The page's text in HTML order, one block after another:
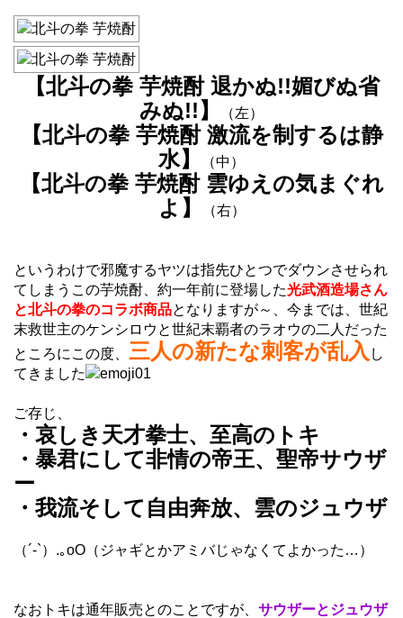
【北斗の拳 芋焼酎 退かぬ!!媚びぬ省
みぬ!!】
（左）
【北斗の拳 芋焼酎 激流を制するは静
水】
（中）
【北斗の拳 芋焼酎 雲ゆえの気まぐれ
よ】
（右）
というわけで邪魔するヤツは指先ひとつでダウンさせられ
てしまうこの芋焼酎、約一年前に登場した光武酒造場さん
と北斗の拳のコラボ商品となりますが～、今までは、世紀
末救世主のケンシロウと世紀末覇者のラオウの二人だった
ところにこの度、 三人の新たな刺客が乱入 し
てきました
ご存じ、
・哀しき天才拳士、至高のトキ
・暴君にして非情の帝王、聖帝サウザ
ー
・我流そして自由奔放、雲のジュウザ
（´-`）.｡oO（ジャギとかアミバじゃなくてよかった…）
なおトキは通年販売とのことですが、 サウザーとジュウザ